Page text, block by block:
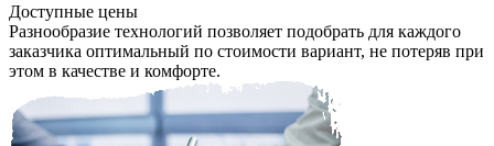
Доступные цены
Разнообразие технологий позволяет подобрать для каждого
заказчика оптимальный по стоимости вариант, не потеряв при
этом в качестве и комфорте.